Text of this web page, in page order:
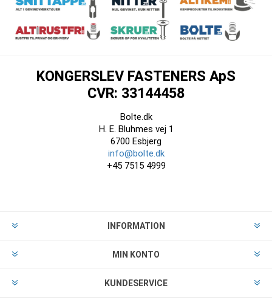
KONGERSLEV FASTENERS ApS
CVR: 33144458
Bolte.dk
H. E. Bluhmes vej 1
6700 Esbjerg
info@bolte.dk
+45 7515 4999
INFORMATION
MIN KONTO
KUNDESERVICE